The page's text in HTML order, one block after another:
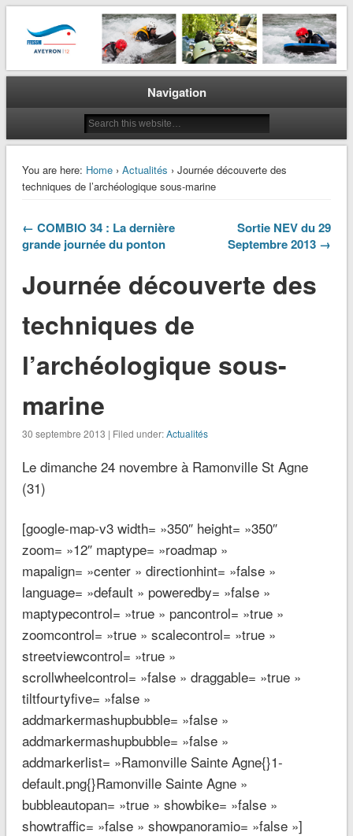
CODEP 12
La plongée en Aveyron…
Navigation
You are here: Home› Actualités › Journée découverte des
techniques de l’archéologique sous-marine
← COMBIO 34 : La dernière
grande journée du ponton
Sortie NEV du 29
Septembre 2013 →
Journée découverte des
techniques de
l’archéologique sous-
marine
30 septembre 2013 | Filed under:Actualités
Le dimanche 24 novembre à Ramonville St Agne
(31)
[google-map-v3 width= »350″ height= »350″
zoom= »12″ maptype= »roadmap »
mapalign= »center » directionhint= »false »
language= »default » poweredby= »false »
maptypecontrol= »true » pancontrol= »true »
zoomcontrol= »true » scalecontrol= »true »
streetviewcontrol= »true »
scrollwheelcontrol= »false » draggable= »true »
tiltfourtyfive= »false »
addmarkermashupbubble= »false »
addmarkermashupbubble= »false »
addmarkerlist= »Ramonville Sainte Agne{}1-
default.png{}Ramonville Sainte Agne »
bubbleautopan= »true » showbike= »false »
showtraffic= »false » showpanoramio= »false »]